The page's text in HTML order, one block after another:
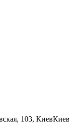
103, КиевКиев